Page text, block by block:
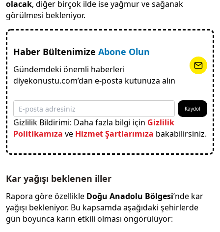
olacak, diğer birçok ilde ise yağmur ve sağanak
görülmesi bekleniyor.
Haber Bültenimize Abone Olun
Gündemdeki önemli haberleri
diyekonustu.com’dan e-posta kutunuza alın
Kaydol
Gizlilik Bildirimi: Daha fazla bilgi için Gizlilik
Politikamıza ve Hizmet Şartlarımıza bakabilirsiniz.
Kar yağışı beklenen iller
Rapora göre özellikle Doğu Anadolu Bölgesi’nde kar
yağışı bekleniyor. Bu kapsamda aşağıdaki şehirlerde
gün boyunca karın etkili olması öngörülüyor: